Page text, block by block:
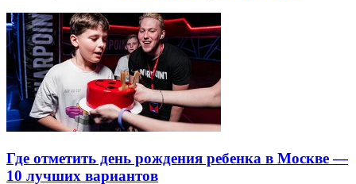
Где отметить день рождения ребенка в Москве —
10 лучших вариантов